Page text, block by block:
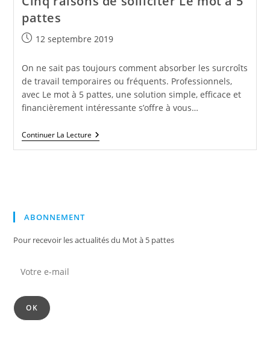
pattes
Publication
12 septembre 2019
On ne sait pas toujours comment absorber les surcroîts
de travail temporaires ou fréquents. Professionnels,
avec Le mot à 5 pattes, une solution simple, efficace et
financièrement intéressante s’offre à vous…
Continuer La LectureCinq
Raisons
ABONNEMENT
Pour recevoir les actualités du Mot à 5 pattes
Votre
mail
OK